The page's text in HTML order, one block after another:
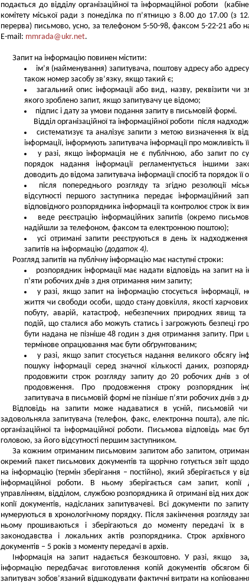
подається до відділу організаційної та інформаційної роботи
комітету міської ради з понеділка по п’ятницю з 8.00 до 17.00 (з
перерва) письмово, усно, за телефоном 5-50-98, факсом 5-22-21 або
E-mail: mmrada@ukr.net.
Запит на інформацію повинен містити:
ім’я (найменування) запитувача, поштову адресу або
також номер засобу зв’язку, якщо такий є;
загальний опис інформації або вид, назву, реквізити чи
якого зроблено запит, якщо запитувачу це відомо;
підпис і дату за умови подання запиту в письмовій формі.
Відділ організаційної та інформаційної роботи після
систематизує та аналізує запити з метою визначення їх
інформації, інформують запитувача інформації про можливість
у разі, якщо інформація не є публічною, або запит по
порядок надання інформації регламентується іншими
доводить до відома запитувача інформації спосіб та порядок її
після попереднього розгляду та згідно резолюції
відсутності першого заступника передає інформаційний
відповідного розпорядника інформації та контролює строк їх
веде реєстрацію інформаційних запитів (окремо
надійшли за телефоном, факсом та електронною поштою);
усі отримані запити реєструються в день їх надходження
запитів на інформацію (додаток 4).
Розгляд запитів на публічну інформацію має наступні строки:
розпорядник інформації має надати відповідь на запит на
п’яти робочих днів з дня отримання ним запиту;
у разі, якщо запит на інформацію стосується інформації,
життя чи свободи особи, щодо стану довкілля, якості харчових
побуту, аварій, катастроф, небезпечних природних явищ
подій, що сталися або можуть статись і загрожують безпеці
бути надана не пізніше 48 годин з дня отримання запиту. При
термінове опрацювання має бути обґрунтованим;
у разі, якщо запит стосується надання великого обсягу
пошуку інформації серед значної кількості даних,
продовжити строк розгляду запиту до 20 робочих днів з
продовження. Про продовження строку розпорядник
запитувача в письмовій формі не пізніше п’яти робочих днів з
Відповідь на запити може надаватися в усній, письмовій
задовольняла запитувача (телефон, факс, електронна пошта), але
організаційної та інформаційної роботи. Письмова відповідь має
головою, за його відсутності першим заступником.
За кожним отриманим письмовим запитом або запитом,
окремий пакет письмових документів та щорічно готується звіт
на інформацію (термін зберігання – постійно), який зберігається у
інформаційної роботи. В ньому зберігається сам запит, копії
управлінням, відділом, службою розпорядника й отримані від них
копії документів, надісланих запитувачеві. Всі документи по
нумеруються в хронологічному порядку. Після закінчення розгляду
ньому прошиваються і зберігаються до моменту передачі їх в
законодавства і локальних актів розпорядника. Строк архівного
документів – 5 років з моменту передачі в архів.
Інформація на запит надається безкоштовно. У разі, якщо
інформацію передбачає виготовлення копій документів обсягом
запитувач зобов’язаний відшкодувати фактичні витрати на